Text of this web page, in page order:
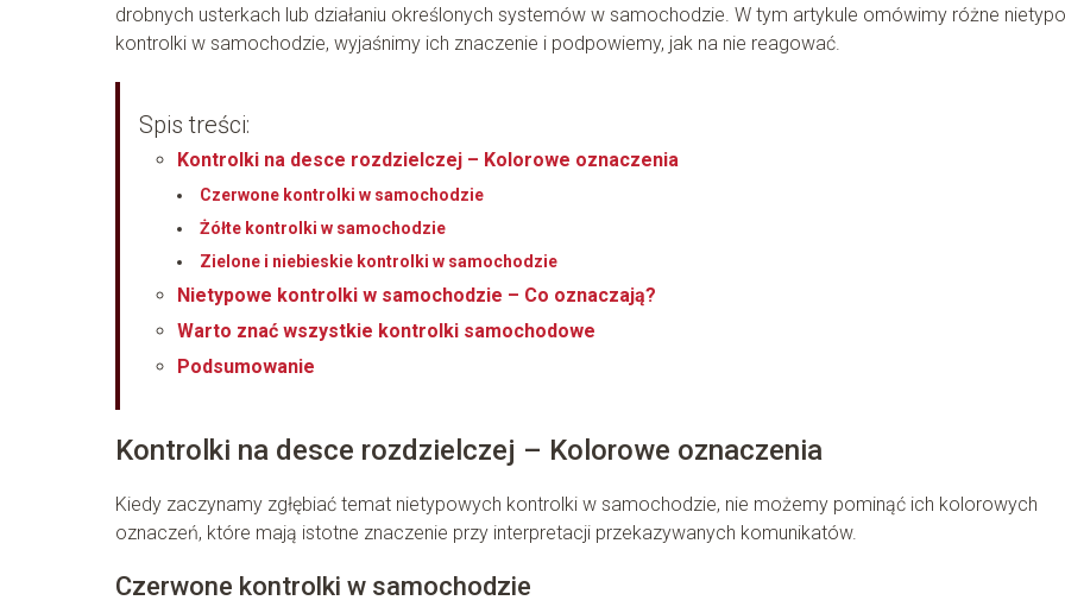
drobnych usterkach lub działaniu określonych systemów w samochodzie. W tym artykule omówimy różne
kontrolki w samochodzie, wyjaśnimy ich znaczenie i podpowiemy, jak na nie reagować.
Spis treści:
Kontrolki na desce rozdzielczej – Kolorowe oznaczenia
Czerwone kontrolki w samochodzie
Żółte kontrolki w samochodzie
Zielone i niebieskie kontrolki w samochodzie
Nietypowe kontrolki w samochodzie – Co oznaczają?
Warto znać wszystkie kontrolki samochodowe
Podsumowanie
Kontrolki na desce rozdzielczej – Kolorowe oznaczenia
Kiedy zaczynamy zgłębiać temat nietypowych kontrolki w samochodzie, nie możemy pominąć ich kolorowych
oznaczeń, które mają istotne znaczenie przy interpretacji przekazywanych komunikatów.
Czerwone kontrolki w samochodzie